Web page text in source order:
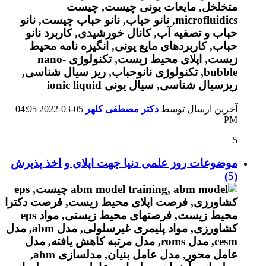
آخرین ارسال توسط دکتر مصطفی کلهر
04:05
PM
5
موضوعات روز علمی دنیا جهت اپلای و اخذ پذیرش
(5)